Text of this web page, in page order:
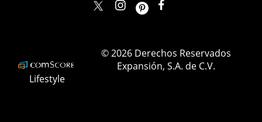
elle_mexicoellemexico
Lifestyle
© 2026 Derechos Reservados
Expansión, S.A. de C.V.